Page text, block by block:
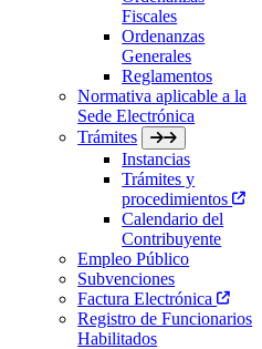
Fiscales
Ordenanzas
Generales
Reglamentos
Normativa aplicable a la
Sede Electrónica
Trámites
Instancias
Trámites y
procedimientos
Calendario del
Contribuyente
Empleo Público
Subvenciones
Factura Electrónica
Registro de Funcionarios
Habilitados